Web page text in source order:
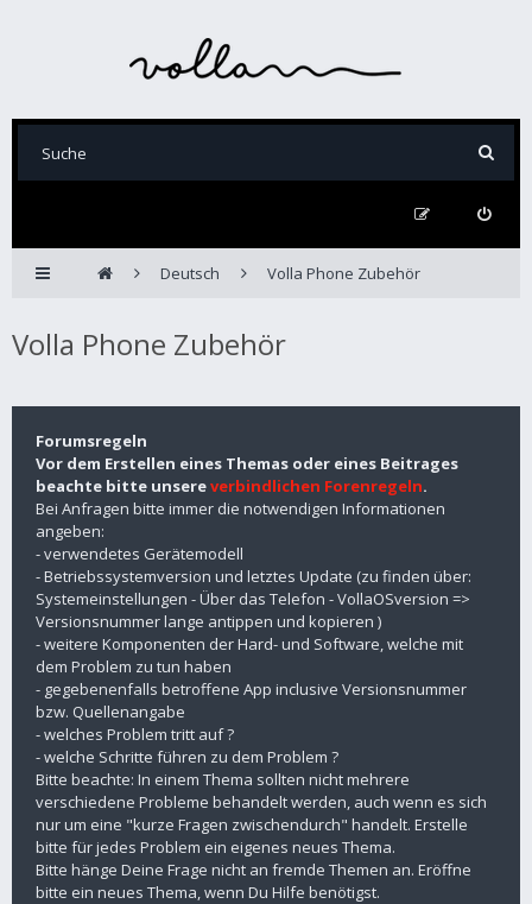
Deutsch Volla Phone Zubehör
Volla Phone Zubehör
Forumsregeln
Vor dem Erstellen eines Themas oder eines Beitrages
beachte bitte unsereverbindlichen Forenregeln.
Bei Anfragen bitte immer die notwendigen Informationen
angeben:
- verwendetes Gerätemodell
- Betriebssystemversion und letztes Update (zu finden über:
Systemeinstellungen - Über das Telefon - VollaOSversion =>
Versionsnummer lange antippen und kopieren )
- weitere Komponenten der Hard- und Software, welche mit
dem Problem zu tun haben
- gegebenenfalls betroffene App inclusive Versionsnummer
bzw. Quellenangabe
- welches Problem tritt auf ?
- welche Schritte führen zu dem Problem ?
Bitte beachte: In einem Thema sollten nicht mehrere
verschiedene Probleme behandelt werden, auch wenn es sich
nur um eine "kurze Fragen zwischendurch" handelt. Erstelle
bitte für jedes Problem ein eigenes neues Thema.
Bitte hänge Deine Frage nicht an fremde Themen an. Eröffne
bitte ein neues Thema, wenn Du Hilfe benötigst.